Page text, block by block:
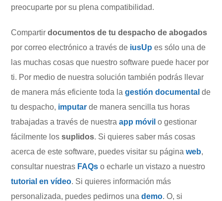
preocuparte por su plena compatibilidad.
Compartirdocumentos de tu despacho de abogados
por correo electrónico a través de iusUp es sólo una de
las muchas cosas que nuestro software puede hacer por
ti. Por medio de nuestra solución también podrás llevar
de manera más eficiente toda lagestión documental de
tu despacho, imputar de manera sencilla tus horas
trabajadas a través de nuestraapp móvil o gestionar
fácilmente lossuplidos. Si quieres saber más cosas
acerca de este software, puedes visitar su páginaweb,
consultar nuestras FAQs o echarle un vistazo a nuestro
tutorial en vídeo. Si quieres información más
personalizada, puedes pedirnos unademo. O, si